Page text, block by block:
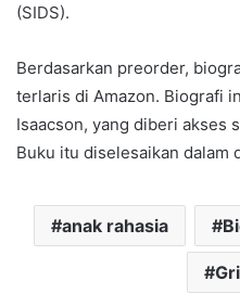
(SIDS).
Berdasarkan preorder,
terlaris di Amazon. Biografi
Isaacson, yang diberi akses
Buku itu diselesaikan dalam
anak rahasia